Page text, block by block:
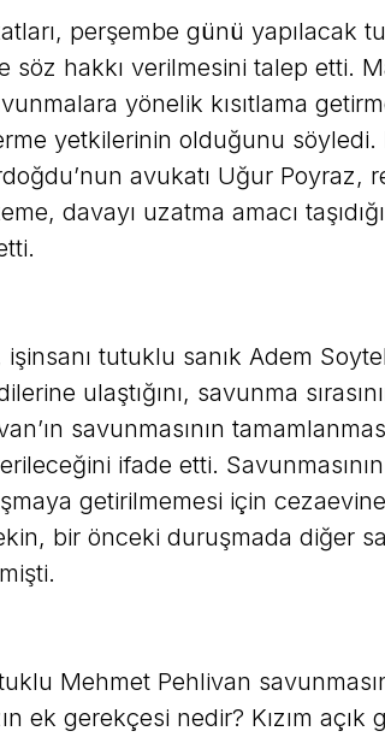
perşembe günü yapılacak
söz hakkı verilmesini talep etti.
yönelik kısıtlama
yetkilerinin olduğunu söyledi.
avukatı Uğur Poyraz,
davayı uzatma amacı
tutuklu sanık Adem
ulaştığını, savunma
savunmasının
ifade etti.
getirilmemesi için cezaevine
bir önceki duruşmada diğer
Mehmet Pehlivan
ek gerekçesi nedir? Kızım açık